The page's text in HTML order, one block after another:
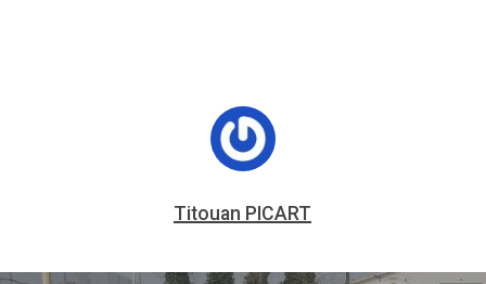
Titouan PICART